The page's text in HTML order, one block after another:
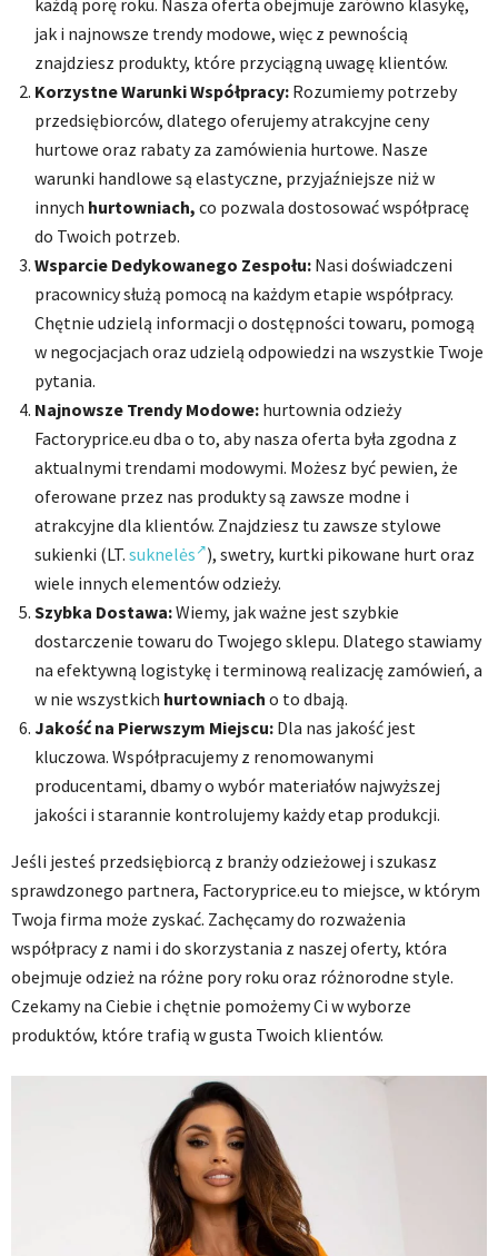
każdą porę roku. Nasza oferta obejmuje zarówno klasykę,
jak i najnowsze trendy modowe, więc z pewnością
znajdziesz produkty, które przyciągną uwagę klientów.
Korzystne Warunki Współpracy: Rozumiemy potrzeby
przedsiębiorców, dlatego oferujemy atrakcyjne ceny
hurtowe oraz rabaty za zamówienia hurtowe. Nasze
warunki handlowe są elastyczne, przyjaźniejsze niż w
innych hurtowniach, co pozwala dostosować współpracę
do Twoich potrzeb.
Wsparcie Dedykowanego Zespołu: Nasi doświadczeni
pracownicy służą pomocą na każdym etapie współpracy.
Chętnie udzielą informacji o dostępności towaru, pomogą
w negocjacjach oraz udzielą odpowiedzi na wszystkie Twoje
pytania.
Najnowsze Trendy Modowe: hurtownia odzieży
Factoryprice.eu dba o to, aby nasza oferta była zgodna z
aktualnymi trendami modowymi. Możesz być pewien, że
oferowane przez nas produkty są zawsze modne i
atrakcyjne dla klientów. Znajdziesz tu zawsze stylowe
sukienki (LT. suknelės ), swetry, kurtki pikowane hurt oraz
wiele innych elementów odzieży.
Szybka Dostawa:Wiemy, jak ważne jest szybkie
dostarczenie towaru do Twojego sklepu. Dlatego stawiamy
na efektywną logistykę i terminową realizację zamówień, a
w nie wszystkich hurtowniach o to dbają.
Jakość na Pierwszym Miejscu: Dla nas jakość jest
kluczowa. Współpracujemy z renomowanymi
producentami, dbamy o wybór materiałów najwyższej
jakości i starannie kontrolujemy każdy etap produkcji.
Jeśli jesteś przedsiębiorcą z branży odzieżowej i szukasz
sprawdzonego partnera, Factoryprice.eu to miejsce, w którym
Twoja firma może zyskać. Zachęcamy do rozważenia
współpracy z nami i do skorzystania z naszej oferty, która
obejmuje odzież na różne pory roku oraz różnorodne style.
Czekamy na Ciebie i chętnie pomożemy Ci w wyborze
produktów, które trafią w gusta Twoich klientów.